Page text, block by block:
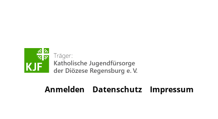
Impressum
Datenschutz
Anmelden